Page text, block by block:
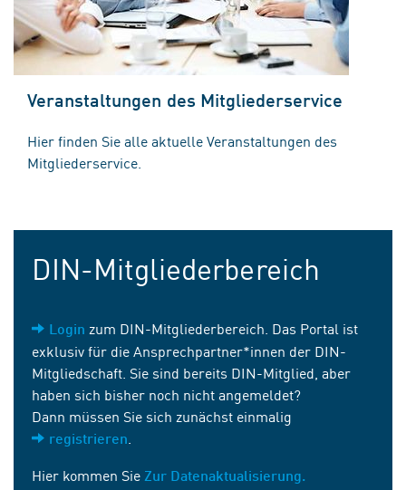
Veranstaltungen des Mitgliederservice
Hier finden Sie alle aktuelle Veranstaltungen des
Mitgliederservice.
DIN-Mitgliederbereich
Login zum DIN-Mitgliederbereich. Das Portal ist
exklusiv für die Ansprechpartner*innen der DIN-
Mitgliedschaft. Sie sind bereits DIN-Mitglied, aber
haben sich bisher noch nicht angemeldet?
Dann müssen Sie sich zunächst einmalig
registrieren
Hier kommen Sie Zur Datenaktualisierung.